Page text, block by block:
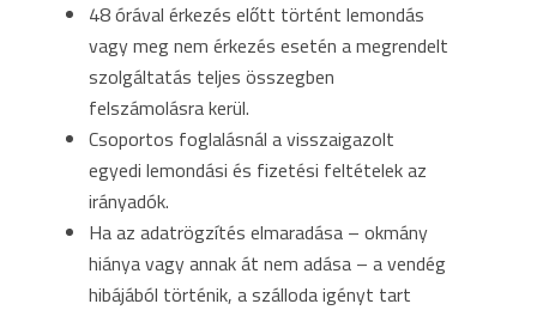
48 órával érkezés előtt történt lemondás
vagy meg nem érkezés esetén a megrendelt
szolgáltatás teljes összegben
felszámolásra kerül.
Csoportos foglalásnál a visszaigazolt
egyedi lemondási és fizetési feltételek az
irányadók.
Ha az adatrögzítés elmaradása – okmány
hiánya vagy annak át nem adása – a vendég
hibájából történik, a szálloda igényt tart